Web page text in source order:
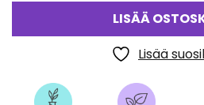
LISÄÄ
Lisää